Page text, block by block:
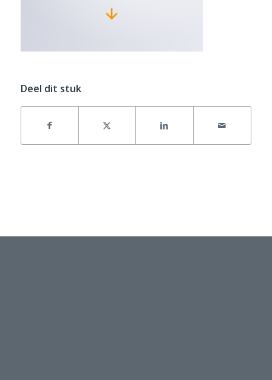
Deel dit stuk